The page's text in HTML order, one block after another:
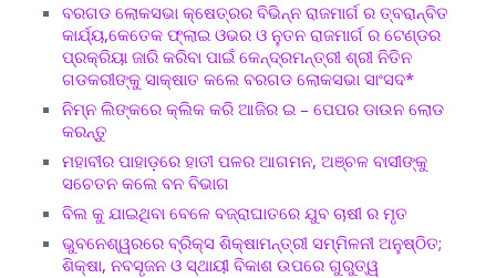
ବରଗଡ ଲୋକସଭା କ୍ଷେତ୍ରର ବିଭିନ୍ନ ରାଜମାର୍ଗ ର ତ୍ବରାନ୍ବିତ
କାର୍ଯ୍ୟ,କେତେକ ଫ୍ଲାଇ ଓଭର ଓ ନୁତନ ରାଜମାର୍ଗ ର ଟେଣ୍ଡର
ପ୍ରକ୍ରିୟା ଜାରି କରିବା ପାଇଁ କେନ୍ଦ୍ରମନ୍ତ୍ରୀ ଶ୍ରୀ ନିତିନ
ଗଡକରୀଙ୍କୁ ସାକ୍ଷାତ କଲେ ବରଗଡ ଲୋକସଭା ସାଂସଦ*
ନିମ୍ନ ଲିଙ୍କରେ କ୍ଲିକ କରି ଆଜିର ଇ – ପେପର ଡାଉନ ଲୋଡ
କରନ୍ତୁ
ମହାବୀର ପାହାଡ଼ରେ ହାତୀ ପଳର ଆଗମନ, ଅଞ୍ଚଳ ବାସୀଙ୍କୁ
ସଚେତନ କଲେ ବନ ବିଭାଗ
ବିଲ କୁ ଯାଇଥିବା ବେଳେ ବଜ୍ରାଘାତରେ ଯୁବ ଚାଷୀ ର ମୃତ
ଭୁବନେଶ୍ୱରରେ ବ୍ରିକ୍ସ ଶିକ୍ଷାମନ୍ତ୍ରୀ ସମ୍ମିଳନୀ ଅନୁଷ୍ଠିତ;
ଶିକ୍ଷା, ନବସୃଜନ ଓ ସ୍ଥାୟୀ ବିକାଶ ଉପରେ ଗୁରୁତ୍ୱ